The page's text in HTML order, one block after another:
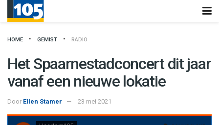
HOME GEMIST RADIO
Het Spaarnestadconcert dit jaar
vanaf een nieuwe lokatie
Door Ellen Stamer 23 mei 2021